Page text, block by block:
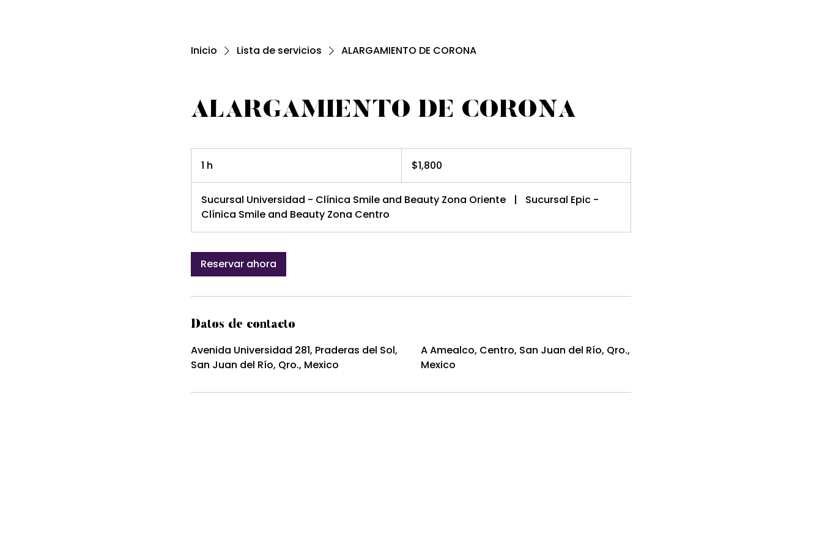
Inicio Lista de servicios ALARGAMIENTO DE CORONA
ALARGAMIENTO DE CORONA
1 h
mexicanos
$1,800
Sucursal Universidad - Clínica Smile and Beauty Zona Oriente |
Sucursal Epic -
Clínica Smile and Beauty Zona Centro
Reservar ahora
Datos de contacto
Avenida Universidad 281, Praderas del Sol,
San Juan del Río, Qro., Mexico
A Amealco, Centro, San Juan del Río, Qro.,
Mexico